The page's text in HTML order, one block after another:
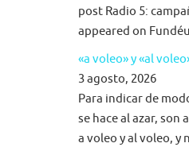
post Radio 5:
appeared on
«a voleo» y «al
3 agosto, 2026
Para indicar de
se hace al azar, son
a voleo y al voleo, y